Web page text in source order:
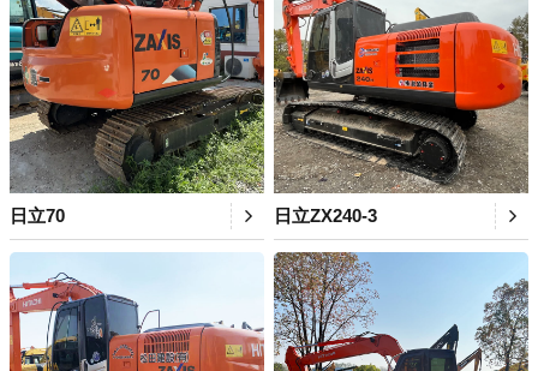
日立70 日立ZX240-3